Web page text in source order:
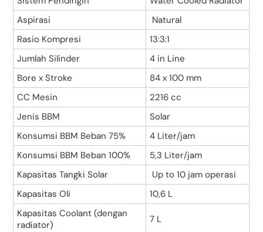
Aspirasi
Natural
Rasio Kompresi
13:3:1
Jumlah Silinder
4 in Line
Bore x Stroke
84 x 100 mm
CC Mesin
2216 cc
Jenis BBM
Solar
Konsumsi BBM Beban 75%
4 Liter/jam
Konsumsi BBM Beban 100%
5,3 Liter/jam
Kapasitas Tangki Solar
Up to 10 jam operasi
Kapasitas Oli
10,6 L
Kapasitas Coolant (dengan
radiator)
7 L